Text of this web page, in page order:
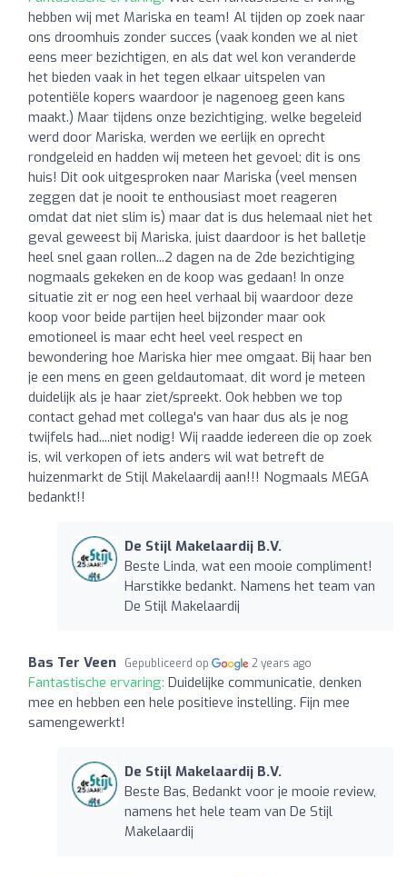
hebben wij met Mariska en team! Al tijden op zoek naar
ons droomhuis zonder succes (vaak konden we al niet
eens meer bezichtigen, en als dat wel kon veranderde
het bieden vaak in het tegen elkaar uitspelen van
potentiële kopers waardoor je nagenoeg geen kans
maakt.) Maar tijdens onze bezichtiging, welke begeleid
werd door Mariska, werden we eerlijk en oprecht
rondgeleid en hadden wij meteen het gevoel; dit is ons
huis! Dit ook uitgesproken naar Mariska (veel mensen
zeggen dat je nooit te enthousiast moet reageren
omdat dat niet slim is) maar dat is dus helemaal niet het
geval geweest bij Mariska, juist daardoor is het balletje
heel snel gaan rollen...2 dagen na de 2de bezichtiging
nogmaals gekeken en de koop was gedaan! In onze
situatie zit er nog een heel verhaal bij waardoor deze
koop voor beide partijen heel bijzonder maar ook
emotioneel is maar echt heel veel respect en
bewondering hoe Mariska hier mee omgaat. Bij haar ben
je een mens en geen geldautomaat, dit word je meteen
duidelijk als je haar ziet/spreekt. Ook hebben we top
contact gehad met collega's van haar dus als je nog
twijfels had....niet nodig! Wij raadde iedereen die op zoek
is, wil verkopen of iets anders wil wat betreft de
huizenmarkt de Stijl Makelaardij aan!!! Nogmaals MEGA
bedankt!!
De Stijl Makelaardij B.V.
Beste Linda, wat een mooie compliment!
Harstikke bedankt. Namens het team van
De Stijl Makelaardij
Bas Ter Veen Gepubliceerd op 2 years ago
Fantastische ervaring: Duidelijke communicatie, denken
mee en hebben een hele positieve instelling. Fijn mee
samengewerkt!
De Stijl Makelaardij B.V.
Beste Bas, Bedankt voor je mooie review,
namens het hele team van De Stijl
Makelaardij